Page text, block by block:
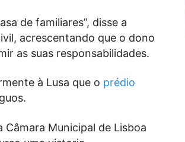
de familiares”, disse a
acrescentando que o dono
as suas responsabilidades.
à Lusa que o prédio
Municipal de Lisboa